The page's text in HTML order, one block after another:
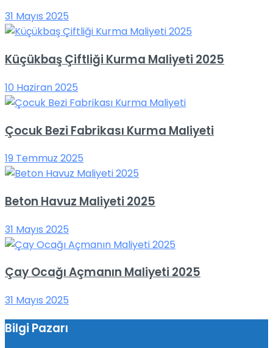
31 Mayıs 2025
Küçükbaş Çiftliği Kurma Maliyeti 2025
10 Haziran 2025
Çocuk Bezi Fabrikası Kurma Maliyeti
19 Temmuz 2025
Beton Havuz Maliyeti 2025
31 Mayıs 2025
Çay Ocağı Açmanın Maliyeti 2025
31 Mayıs 2025
Bilgi Pazarı